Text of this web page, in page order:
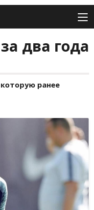
два года
ранее